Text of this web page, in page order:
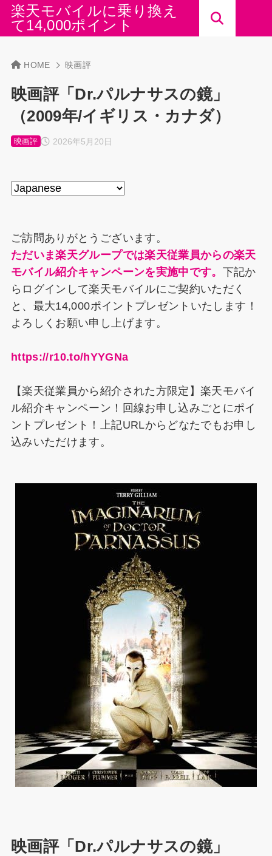
楽天モバイルに乗り換え
て14,000ポイント
HOME 映画評
映画評「Dr.パルナサスの鏡」
（2009年/イギリス・カナダ）
2026年5月20日
映画評
ご訪問ありがとうございます。
ただいま楽天グループでは楽天従業員からの楽天
モバイル紹介キャンペーンを実施中です。 下記か
らログインして楽天モバイルにご契約いただく
と、最大14,000ポイントプレゼントいたします！
よろしくお願い申し上げます。
https://r10.to/hYYGNa
【楽天従業員から紹介された方限定】楽天モバイ
ル紹介キャンペーン！回線お申し込みごとにポイ
ントプレゼント！上記URLからどなたでもお申し
込みいただけます。
映画評「Dr.パルナサスの鏡」